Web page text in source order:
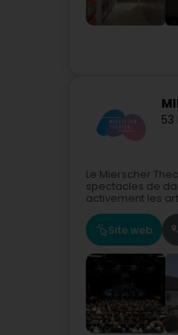
Le Mierscher
spectacles de
activement les
Site web